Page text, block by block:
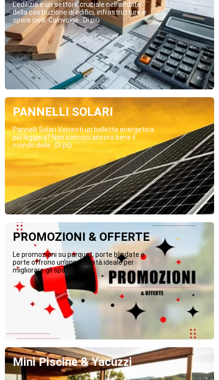
L'edilizia è un settore cruciale nell'ambito
della costruzione di edifici, infrastrutture e
opere civili. Coinvolge...Di più
PANNELLI SOLARI
Pannelli Solari Vorresti un bolletta energetica
più leggera? Non conosci ancora bene il
mondo delle...Di più
PROMOZIONI & OFFERTE
Le promozioni su parquet, porte blindate e
porte offrono un’opportunità ideale per
migliorare gli spazi...Di più
Mini Piscine & Yacuzzi